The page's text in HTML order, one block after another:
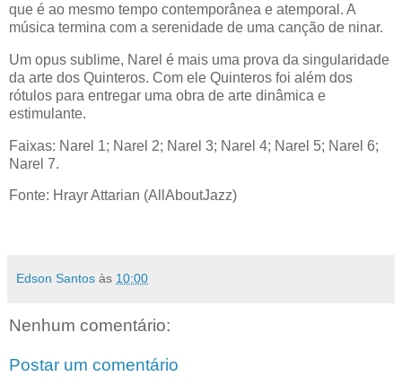
que é ao mesmo tempo contemporânea e atemporal. A
música termina com a serenidade de uma canção de ninar.
Um opus sublime, Narel é mais uma prova da singularidade
da arte dos Quinteros. Com ele Quinteros foi além dos
rótulos para entregar uma obra de arte dinâmica e
estimulante.
Faixas: Narel 1; Narel 2; Narel 3; Narel 4; Narel 5; Narel 6;
Narel 7.
Fonte: Hrayr Attarian (AllAboutJazz)
Edson Santos às 10:00
Nenhum comentário:
Postar um comentário